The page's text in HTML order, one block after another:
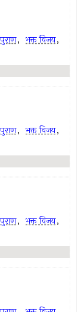
पुराण, भक्त विजय,
पुराण, भक्त विजय,
पुराण, भक्त विजय,